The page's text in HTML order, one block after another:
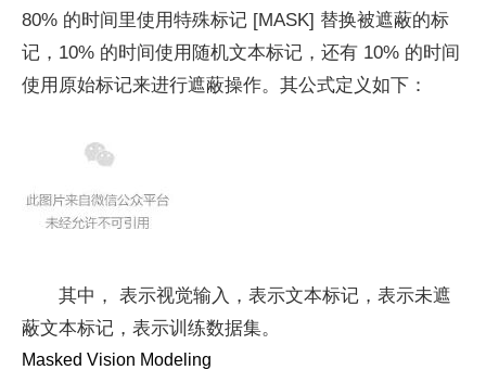
80% 的时间里使用特殊标记 [MASK] 替换被遮蔽的标
记，10% 的时间使用随机文本标记，还有 10% 的时间
使用原始标记来进行遮蔽操作。其公式定义如下：
其中， 表示视觉输入， 表示文本标记， 表示未遮
蔽文本标记， 表示训练数据集。
Masked Vision Modeling